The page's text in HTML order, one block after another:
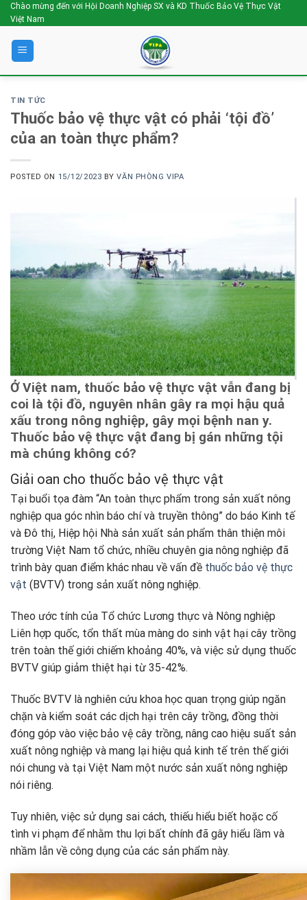
Skip
to
content
Chào mừng đến với Hội Doanh Nghiệp SX và KD Thuốc Bảo Vệ Thực Vật
Việt Nam
TIN TỨC
Thuốc bảo vệ thực vật có phải ‘tội đồ’
của an toàn thực phẩm?
POSTED ON 15/12/2023 BYVĂN PHÒNG VIPA
Ở Việt nam, thuốc bảo vệ thực vật vẫn đang bị
coi là tội đồ, nguyên nhân gây ra mọi hậu quả
xấu trong nông nghiệp, gây mọi bệnh nan y.
Thuốc bảo vệ thực vật đang bị gán những tội
mà chúng không có?
Giải oan cho thuốc bảo vệ thực vật
Tại buổi tọa đàm “An toàn thực phẩm trong sản xuất nông
nghiệp qua góc nhìn báo chí và truyền thông” do báo Kinh tế
và Đô thị, Hiệp hội Nhà sản xuất sản phẩm thân thiện môi
trường Việt Nam tổ chức, nhiều chuyên gia nông nghiệp đã
trình bày quan điểm khác nhau về vấn đề thuốc bảo vệ thực
vật (BVTV) trong sản xuất nông nghiệp.
Theo ước tính của Tổ chức Lương thực và Nông nghiệp
Liên hợp quốc, tổn thất mùa màng do sinh vật hại cây trồng
trên toàn thế giới chiếm khoảng 40%, và việc sử dụng thuốc
BVTV giúp giảm thiệt hại từ 35-42%.
Thuốc BVTV là nghiên cứu khoa học quan trọng giúp ngăn
chặn và kiểm soát các dịch hại trên cây trồng, đồng thời
đóng góp vào việc bảo vệ cây trồng, nâng cao hiệu suất sản
xuất nông nghiệp và mang lại hiệu quả kinh tế trên thế giới
nói chung và tại Việt Nam một nước sản xuất nông nghiệp
nói riêng.
Tuy nhiên, việc sử dụng sai cách, thiếu hiểu biết hoặc cố
tình vi phạm để nhằm thu lợi bất chính đã gây hiểu lầm và
nhầm lẫn về công dụng của các sản phẩm này.